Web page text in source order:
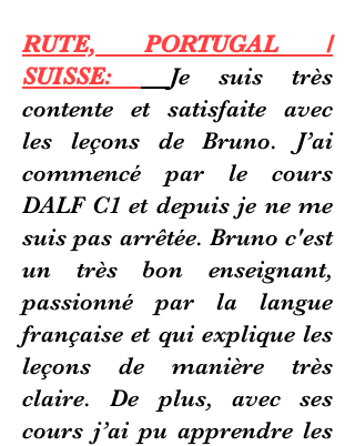
RUTE, PORTUGAL /
SUISSE:
Je suis très
contente et satisfaite avec
les leçons de Bruno. J’ai
commencé par le cours
DALF C1 et depuis je ne me
suis pas arrêtée. Bruno c'est
un très bon enseignant,
passionné par la langue
française et qui explique les
leçons de manière très
claire. De plus, avec ses
cours j’ai pu apprendre les